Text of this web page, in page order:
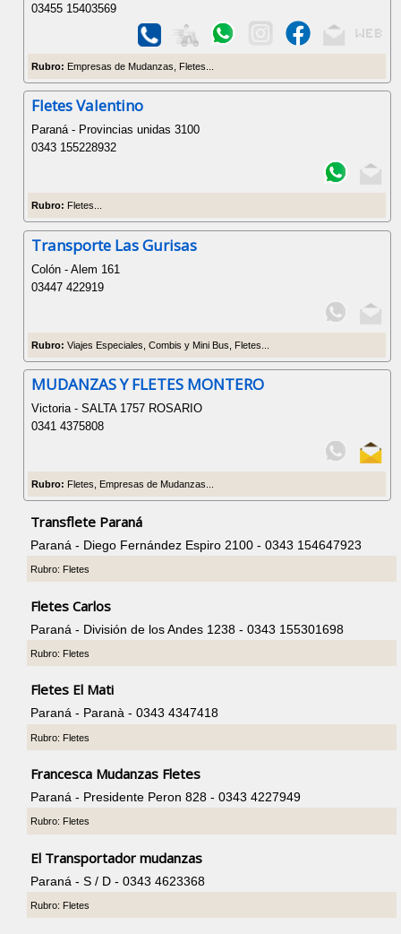
03455 15403569
Rubro: Empresas de Mudanzas, Fletes...
Fletes Valentino
Paraná - Provincias unidas 3100
0343 155228932
Rubro: Fletes...
Transporte Las Gurisas
Colón - Alem 161
03447 422919
Rubro: Viajes Especiales, Combis y Mini Bus, Fletes...
MUDANZAS Y FLETES MONTERO
Victoria - SALTA 1757 ROSARIO
0341 4375808
Rubro: Fletes, Empresas de Mudanzas...
Transflete Paraná
Paraná - Diego Fernández Espiro 2100 - 0343 154647923
Rubro: Fletes
Fletes Carlos
Paraná - División de los Andes 1238 - 0343 155301698
Rubro: Fletes
Fletes El Mati
Paraná - Paranà - 0343 4347418
Rubro: Fletes
Francesca Mudanzas Fletes
Paraná - Presidente Peron 828 - 0343 4227949
Rubro: Fletes
El Transportador mudanzas
Paraná - S / D - 0343 4623368
Rubro: Fletes